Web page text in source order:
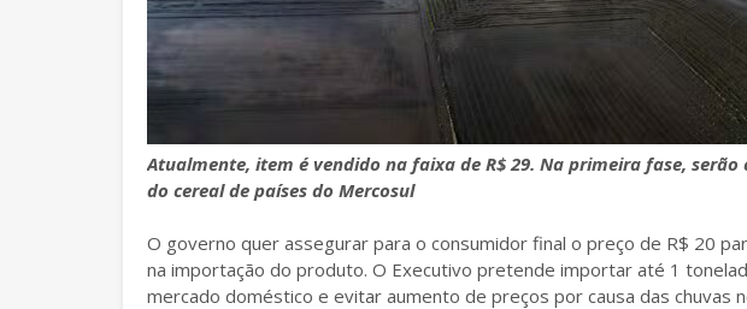
Atualmente, item é vendido na faixa de R$ 29. Na primeira fase,
do cereal de países do Mercosul
O governo quer assegurar para o consumidor final o preço de R$ 20
na importação do produto. O Executivo pretende importar até 1
mercado doméstico e evitar aumento de preços por causa das chuvas